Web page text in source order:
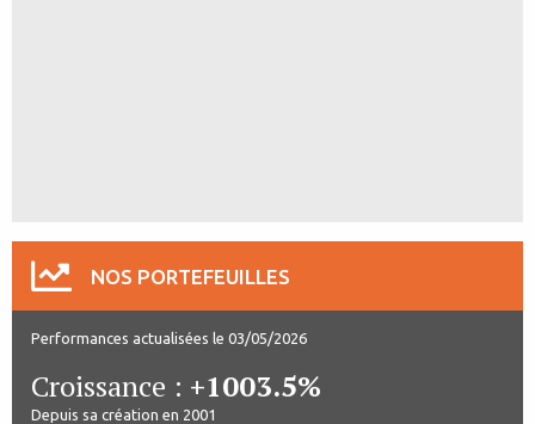
NOS PORTEFEUILLES
Performances actualisées le 03/05/2026
Croissance : +1003.5%
Depuis sa création en 2001